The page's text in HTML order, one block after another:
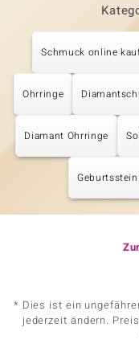
Schmuck online
Ohrringe
Diamant Ohrringe
* Dies ist ein
jederzeit ändern.